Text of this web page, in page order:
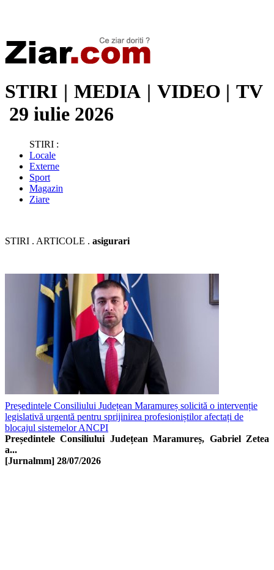
STIRI | MEDIA | VIDEO | TV
29 iulie 2026
STIRI :
Locale
Externe
Sport
Magazin
Ziare
STIRI . ARTICOLE . asigurari
Președintele Consiliului Județean Maramureș solicită o intervenție
legislativă urgentă pentru sprijinirea profesioniștilor afectați de
blocajul sistemelor ANCPI
Președintele Consiliului Județean Maramureș, Gabriel Zetea
a...
[Jurnalmm] 28/07/2026